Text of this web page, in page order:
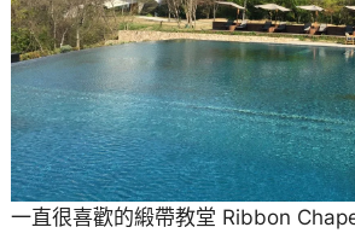
一直很喜歡的緞帶教堂 Ribbon